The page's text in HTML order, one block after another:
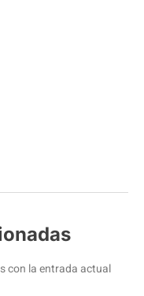
con la entrada actual